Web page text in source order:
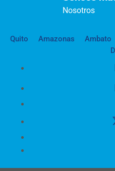
Nosotros
Quito Amazonas Ambato